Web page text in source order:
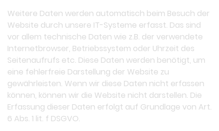
Weitere Daten werden automatisch beim Besuch der
Website durch unsere IT-Systeme erfasst. Das sind
vor allem technische Daten wie z.B. der verwendete
Internetbrowser, Betriebssystem oder Uhrzeit des
Seitenaufrufs etc. Diese Daten werden benötigt, um
eine fehlerfreie Darstellung der Website zu
gewährleisten. Wenn wir diese Daten nicht erfassen
können, können wir die Website nicht darstellen. Die
Erfassung dieser Daten erfolgt auf Grundlage von Art.
6 Abs. 1 lit. f DSGVO.